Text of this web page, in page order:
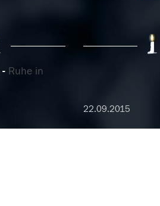
Ruhe in
22.09.2015